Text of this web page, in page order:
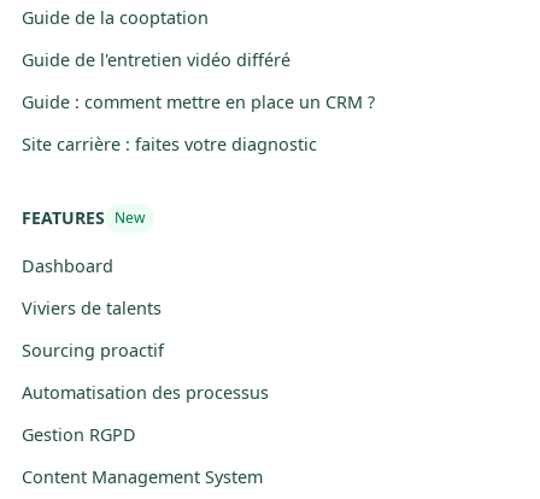
Guide de la cooptation
Guide de l'entretien vidéo différé
Guide : comment mettre en place un CRM ?
Site carrière : faites votre diagnostic
FEATURES New
Dashboard
Viviers de talents
Sourcing proactif
Automatisation des processus
Gestion RGPD
Content Management System